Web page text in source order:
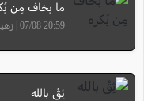
ما بخاف مِن
20:59 07/08 | زهير دعيم
ثِقْ بالله